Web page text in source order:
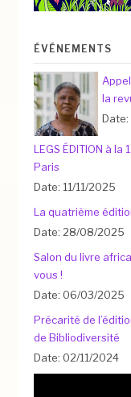
ÉVÉNEMENTS
la
LEGS ÉDITION à
Paris
Date: 11/11/2025
La quatrième
Date: 28/08/2025
Salon du livre
vous !
Date: 06/03/2025
Précarité de
de Bibliodiversité
Date: 02/11/2024